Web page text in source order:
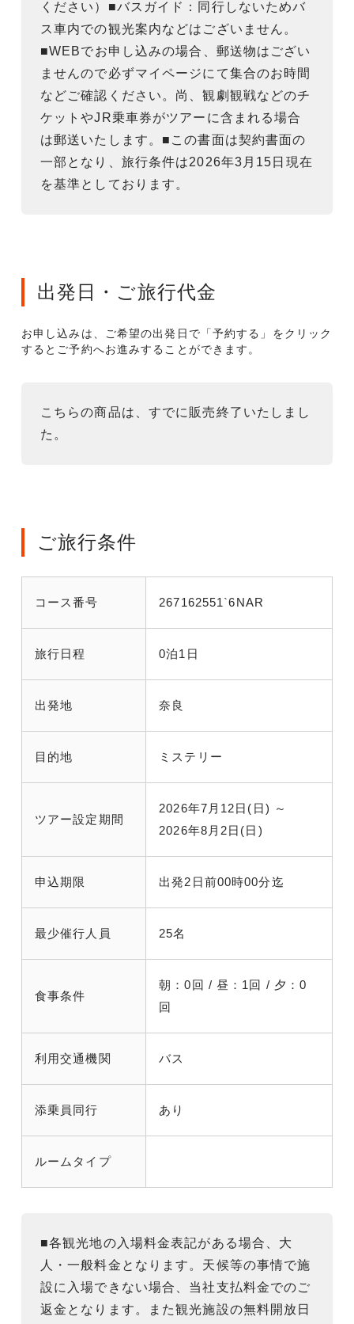
ください）■バスガイド：同行しないためバ
ス車内での観光案内などはございません。
■WEBでお申し込みの場合、郵送物はござい
ませんので必ずマイページにて集合のお時間
などご確認ください。尚、観劇観戦などのチ
ケットやJR乗車券がツアーに含まれる場合
は郵送いたします。■この書面は契約書面の
一部となり、旅行条件は2026年3月15日現在
を基準としております。
出発日・ご旅行代金
お申し込みは、ご希望の出発日で「予約する」をクリック
するとご予約へお進みすることができます。
こちらの商品は、すでに販売終了いたしまし
た。
ご旅行条件
コース番号 267162551`6NAR
旅行日程 0泊1日
出発地 奈良
目的地 ミステリー
ツアー設定期間
2026年7月12日(日) ～
2026年8月2日(日)
申込期限 出発2日前00時00分迄
最少催行人員 25名
食事条件
朝：0回 / 昼：1回 / 夕：0
回
利用交通機関 バス
添乗員同行 あり
ルームタイプ
■各観光地の入場料金表記がある場合、大
人・一般料金となります。天候等の事情で施
設に入場できない場合、当社支払料金でのご
返金となります。また観光施設の無料開放日